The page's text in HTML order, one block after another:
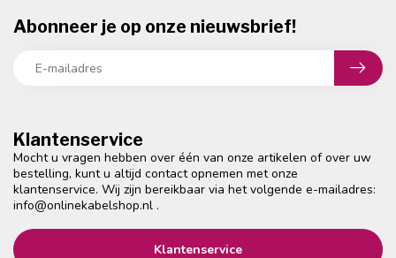
Klantenservice
Mocht u vragen hebben over één van onze artikelen of over uw
bestelling, kunt u altijd contact opnemen met onze
klantenservice. Wij zijn bereikbaar via het volgende e-mailadres:
info@onlinekabelshop.nl .
Klantenservice
Abonneer je op onze nieuwsbrief!